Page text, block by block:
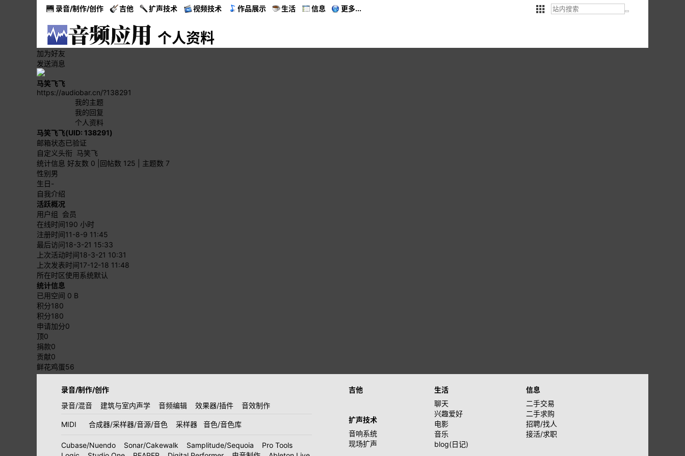
录音/制作/创作 吉他 扩声技术 视频技术 作品展示 生活 信息 更多...
个人资料
加为好友
发送消息
马笑飞飞
https://audiobar.cn/?138291
我的主题
我的回复
个人资料
马笑飞飞(UID: 138291)
邮箱状态已验证
自定义头衔 马笑飞
统计信息 好友数 0 回帖数 125
主题数 7
性别男
生日-
自我介绍
活跃概况
用户组 会员
在线时间190 小时
注册时间11-8-9 11:45
最后访问18-3-21 15:33
上次活动时间18-3-21 10:31
上次发表时间17-12-18 11:48
所在时区使用系统默认
统计信息
已用空间 0 B
积分180
积分180
申请加分0
顶0
捐款0
贡献0
鲜花鸡蛋56
录音/制作/创作
录音/混音
建筑与室内声学 音频编辑 效果器/插件 音效制作
MIDI 合成器/采样器/音源/音色 采样器 音色/音色库
Cubase/Nuendo Sonar/Cakewalk Samplitude/Sequoia
Pro Tools
吉他
扩声技术
音响系统
现场扩声
生活
聊天
兴趣爱好
电影
音乐
blog(日记)
信息
二手交易
二手求购
招聘/找人
接活/求职